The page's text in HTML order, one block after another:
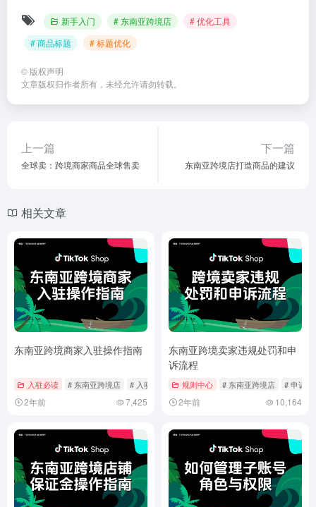
新手入门 # 东南亚跨境店
# 优化工具
# 商品标题
# 标题优化
© 版权声明
文章版权归作者所有，未经允许请勿转载。
上一篇
全球卖：跨境商家商品全球售卖
下一篇
东南亚跨境店打造商品的建议
相关文章
东南亚跨境商家入驻操作指南
入驻必读 # 东南亚跨境店 # 入驻指南 # 入驻流程
2年前 7,425
东南亚跨境卖家违规处罚和申
诉流程
规则中心 # 东南亚跨境店 # 申诉流
2年前 10,164